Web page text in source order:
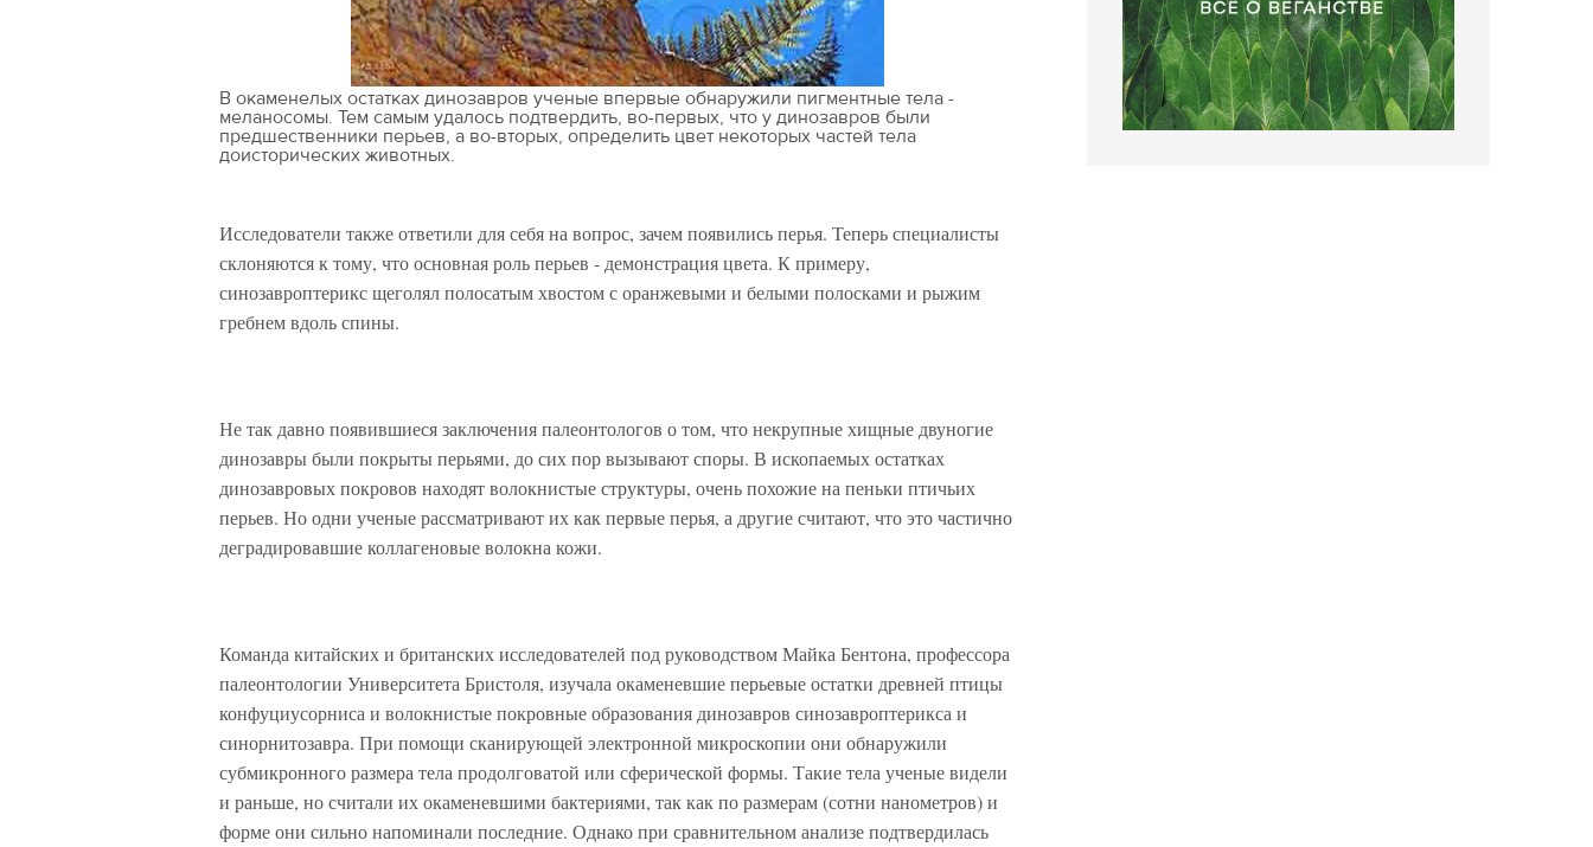
В окаменелых остатках динозавров ученые впервые обнаружили пигментные тела -
меланосомы. Тем самым удалось подтвердить, во-первых, что у динозавров были
предшественники перьев, а во-вторых, определить цвет некоторых частей тела
доисторических животных.
Исследователи также ответили для себя на вопрос, зачем появились перья. Теперь специалисты
склоняются к тому, что основная роль перьев - демонстрация цвета. К примеру,
синозавроптерикс щеголял полосатым хвостом с оранжевыми и белыми полосками и рыжим
гребнем вдоль спины.
Не так давно появившиеся заключения палеонтологов о том, что некрупные хищные двуногие
динозавры были покрыты перьями, до сих пор вызывают споры. В ископаемых остатках
динозавровых покровов находят волокнистые структуры, очень похожие на пеньки птичьих
перьев. Но одни ученые рассматривают их как первые перья, а другие считают, что это частично
деградировавшие коллагеновые волокна кожи.
Команда китайских и британских исследователей под руководством Майка Бентона, профессора
палеонтологии Университета Бристоля, изучала окаменевшие перьевые остатки древней птицы
конфуциусорниса и волокнистые покровные образования динозавров синозавроптерикса и
синорнитозавра. При помощи сканирующей электронной микроскопии они обнаружили
субмикронного размера тела продолговатой или сферической формы. Такие тела ученые видели
и раньше, но считали их окаменевшими бактериями, так как по размерам (сотни нанометров) и
форме они сильно напоминали последние. Однако при сравнительном анализе подтвердилась